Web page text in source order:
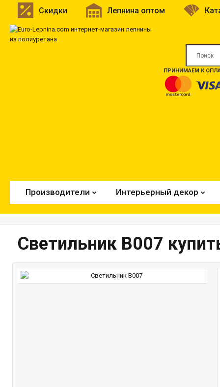
Скидки Лепнина оптом
ПРИНИМАЕМ К
Производители Интерьерный декор
Светильник B007